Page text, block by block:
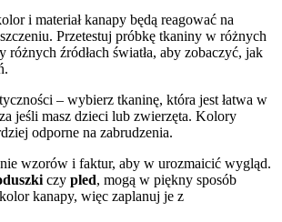
i materiał kanapy będą reagować na
Przetestuj próbkę tkaniny w różnych
różnych źródłach światła, aby zobaczyć, jak
– wybierz tkaninę, która jest łatwa w
jeśli masz dzieci lub zwierzęta. Kolory
odporne na zabrudzenia.
wzorów i faktur, aby w urozmaicić wygląd.
czy pled, mogą w piękny sposób
kanapy, więc zaplanuj je z